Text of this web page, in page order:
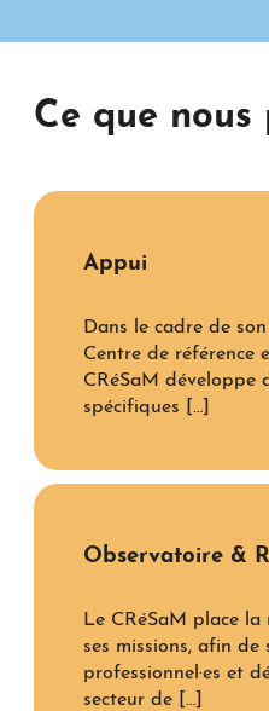
Ce que nous
Appui
Dans le cadre de
Centre de référence
CRéSaM développe
spécifiques […]
Observatoire &
Le CRéSaM place
ses missions, afin de
professionnel·es et
secteur de […]